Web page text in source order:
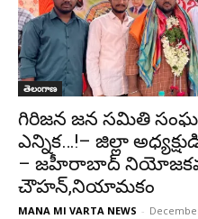
తెలంగాణ
గిరిజన జన సమితి
ఎన్నిక…!– జిల్లా
– జహీరాబాద్
చౌహన్,నియామకం
MANA MI VARTA NEWS -